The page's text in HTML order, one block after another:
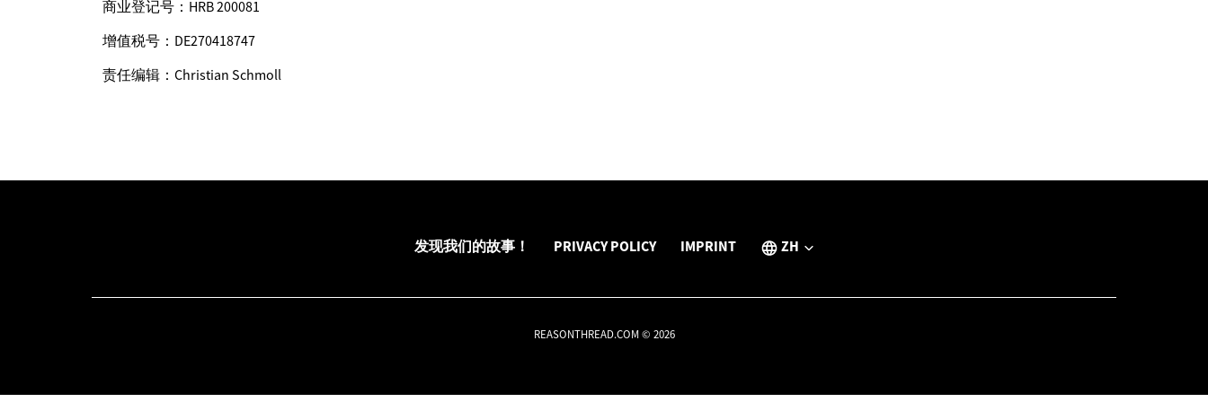
商业登记号：HRB 200081
增值税号：DE270418747
责任编辑：Christian Schmoll
发现我们的故事！ PRIVACY POLICY IMPRINT ZH
REASONTHREAD.COM © 2026